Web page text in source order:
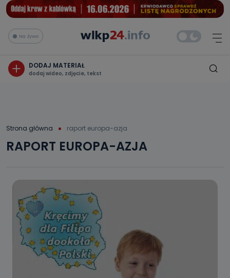
Na żywo
DODAJ MATERIAŁ
dodaj wideo, zdjęcie, tekst
Strona główna raport europa-azja
RAPORT EUROPA-AZJA